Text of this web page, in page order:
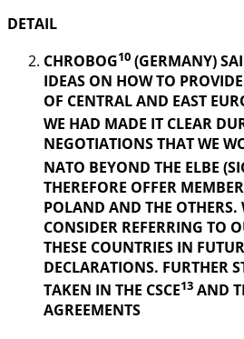
DETAIL
CHROBOG10 (GERMANY)
IDEAS ON HOW TO
OF CENTRAL AND EAST
WE HAD MADE IT CLEAR
NEGOTIATIONS THAT WE
NATO BEYOND THE ELBE
THEREFORE OFFER
POLAND AND THE OTHERS.
CONSIDER REFERRING TO
THESE COUNTRIES IN
DECLARATIONS. FURTHER
TAKEN IN THE CSCE13 AND
AGREEMENTS